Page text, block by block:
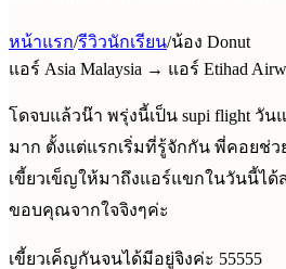
หน้าแรก/รีวิวนักเรียน/น้อง Donut
แอร์ Asia Malaysia → แอร์ Etihad
โดจบแล้วน๊า พรุ่งนี้เป็น supi flight วั
มาก ตั้งแต่แรกเริ่มที่รู้จักกัน พี่คอยช่ว
เขี้ยวเข็ญให้มาถึงแอร์แขกในวันนี้ได้
ขอบคุณจากใจจิงๆค่ะ
เขี้ยวเค็ญกันจนได้มีอยู่จิงค่ะ 55555